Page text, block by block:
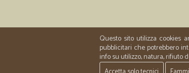
Questo sito utilizza cookies
pubblicitari che potrebbero
info su utilizzo, natura, rifiuto